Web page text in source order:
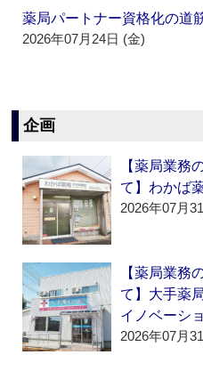
薬局パートナー資格化の道
2026年07月24日 (金)
企画
【薬局業務
て】わかば
2026年07月
【薬局業務
て】大手薬
イノベーシ
2026年07月